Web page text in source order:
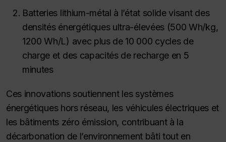
Batteries lithium-métal à l’état solide visant des
densités énergétiques ultra-élevées (500 Wh/kg,
1200 Wh/L) avec plus de 10 000 cycles de
charge et des capacités de recharge en 5
minutes
Ces innovations soutiennent les systèmes
énergétiques hors réseau, les véhicules électriques et
les bâtiments zéro émission, contribuant à la
décarbonation de l’environnement bâti tout en